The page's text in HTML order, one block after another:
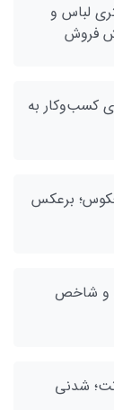
لباس و
فروش
کسب‌وکار به
برعکس
و شاخص‌
شدنی